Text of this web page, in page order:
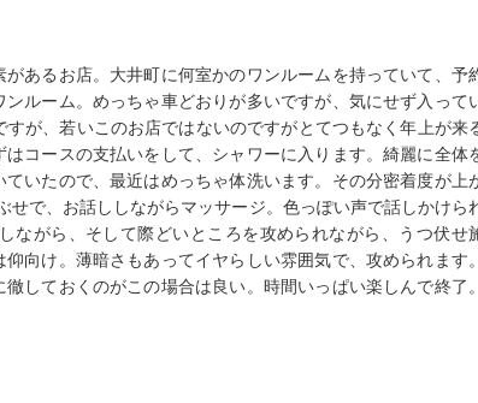
あるお店。大井町に何室かのワンルームを持っていて、予
ルーム。めっちゃ車どおりが多いですが、気にせず入って
が、若いこのお店ではないのですがとてつもなく年上が来
コースの支払いをして、シャワーに入ります。綺麗に全体
いたので、最近はめっちゃ体洗います。その分密着度が上
で、お話ししながらマッサージ。色っぽい声で話しかけら
ながら、そして際どいところを攻められながら、うつ伏せ
向け。薄暗さもあってイヤらしい雰囲気で、攻められます。
しておくのがこの場合は良い。時間いっぱい楽しんで終了。